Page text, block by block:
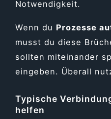
Notwendigkeit.
Wenn du Prozesse
musst du diese
sollten miteinander
eingeben. Überall
Typische
helfen